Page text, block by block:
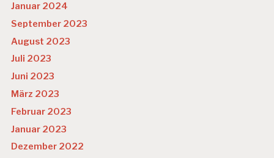
Januar 2024
September 2023
August 2023
Juli 2023
Juni 2023
März 2023
Februar 2023
Januar 2023
Dezember 2022